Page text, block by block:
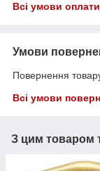
Всі умови оплати
Умови
Повернення
Всі умови
З цим товаром